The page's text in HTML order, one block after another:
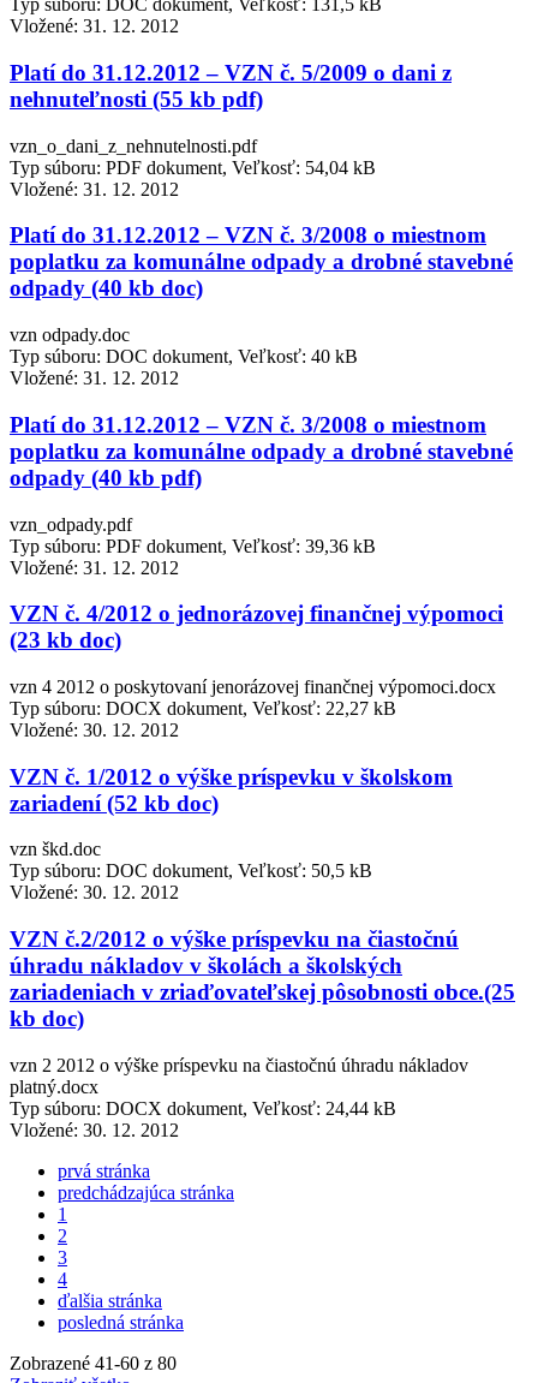
Typ súboru: DOC dokument, Veľkosť: 131,5 kB
Vložené: 31. 12. 2012
Platí do 31.12.2012 – VZN č. 5/2009 o dani z
nehnuteľnosti (55 kb pdf)
vzn_o_dani_z_nehnutelnosti.pdf
Typ súboru: PDF dokument, Veľkosť: 54,04 kB
Vložené: 31. 12. 2012
Platí do 31.12.2012 – VZN č. 3/2008 o miestnom
poplatku za komunálne odpady a drobné stavebné
odpady (40 kb doc)
vzn odpady.doc
Typ súboru: DOC dokument, Veľkosť: 40 kB
Vložené: 31. 12. 2012
Platí do 31.12.2012 – VZN č. 3/2008 o miestnom
poplatku za komunálne odpady a drobné stavebné
odpady (40 kb pdf)
vzn_odpady.pdf
Typ súboru: PDF dokument, Veľkosť: 39,36 kB
Vložené: 31. 12. 2012
VZN č. 4/2012 o jednorázovej finančnej výpomoci
(23 kb doc)
vzn 4 2012 o poskytovaní jenorázovej finančnej výpomoci.docx
Typ súboru: DOCX dokument, Veľkosť: 22,27 kB
Vložené: 30. 12. 2012
VZN č. 1/2012 o výške príspevku v školskom
zariadení (52 kb doc)
vzn škd.doc
Typ súboru: DOC dokument, Veľkosť: 50,5 kB
Vložené: 30. 12. 2012
VZN č.2/2012 o výške príspevku na čiastočnú
úhradu nákladov v školách a školských
zariadeniach v zriaďovateľskej pôsobnosti obce.(25
kb doc)
vzn 2 2012 o výške príspevku na čiastočnú úhradu nákladov
platný.docx
Typ súboru: DOCX dokument, Veľkosť: 24,44 kB
Vložené: 30. 12. 2012
prvá stránka
predchádzajúca stránka
1
2
3
4
ďalšia stránka
posledná stránka
Zobrazené 41-60 z 80